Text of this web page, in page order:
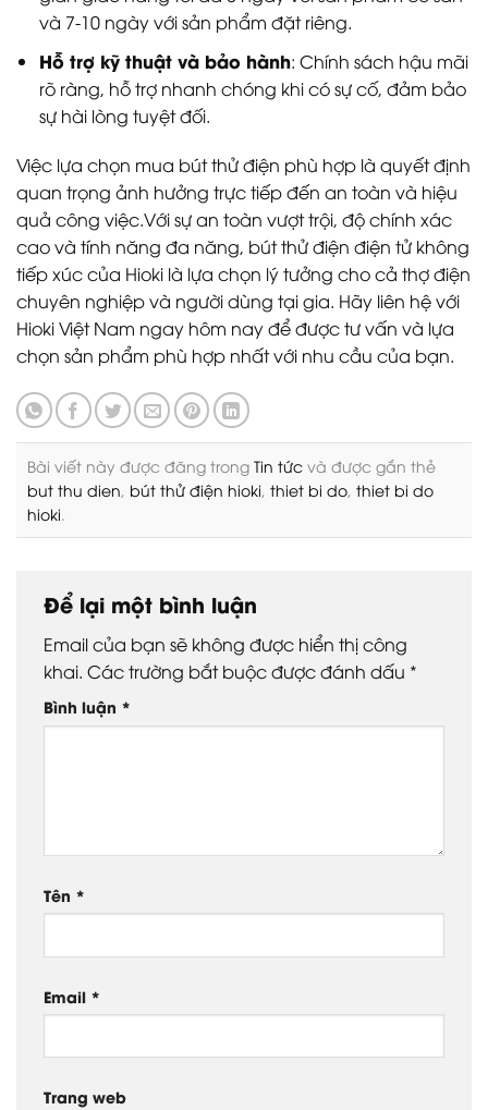
và 7-10 ngày với sản phẩm đặt riêng.
Hỗ trợ kỹ thuật và bảo hành: Chính sách hậu mãi
rõ ràng, hỗ trợ nhanh chóng khi có sự cố, đảm bảo
sự hài lòng tuyệt đối.
Việc lựa chọn mua bút thử điện phù hợp là quyết định
quan trọng ảnh hưởng trực tiếp đến an toàn và hiệu
quả công việc.Với sự an toàn vượt trội, độ chính xác
cao và tính năng đa năng, bút thử điện điện tử không
tiếp xúc của Hioki là lựa chọn lý tưởng cho cả thợ điện
chuyên nghiệp và người dùng tại gia. Hãy liên hệ với
Hioki Việt Nam ngay hôm nay để được tư vấn và lựa
chọn sản phẩm phù hợp nhất với nhu cầu của bạn.
Bài viết này được đăng trong Tin tức và được gắn thẻ
but thu dien, bút thử điện hioki, thiet bi do, thiet bi do
hioki.
Để lại một bình luận
Email của bạn sẽ không được hiển thị công
khai. Các trường bắt buộc được đánh dấu *
Bình luận *
Tên *
Email *
Trang web